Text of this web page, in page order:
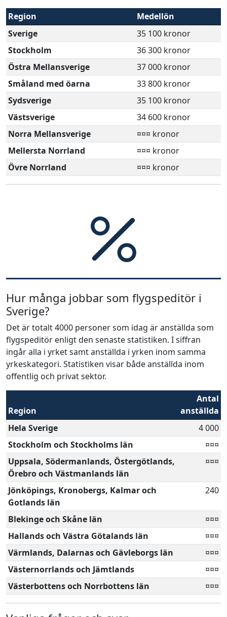
Region
Medellön
Sverige
35 100 kronor
Stockholm
36 300 kronor
Östra Mellansverige
37 000 kronor
Småland med öarna
33 800 kronor
Sydsverige
35 100 kronor
Västsverige
34 600 kronor
Norra Mellansverige
¤¤¤ kronor
Mellersta Norrland
¤¤¤ kronor
Övre Norrland
¤¤¤ kronor
Hur många jobbar som flygspeditör i
Sverige?
Det är totalt 4000 personer som idag är anställda som
flygspeditör enligt den senaste statistiken. I siffran
ingår alla i yrket samt anställda i yrken inom samma
yrkeskategori. Statistiken visar både anställda inom
offentlig och privat sektor.
Region
Antal
anställda
Hela Sverige
4 000
Stockholm och Stockholms län
¤¤¤
Uppsala, Södermanlands, Östergötlands,
Örebro och Västmanlands län
¤¤¤
Jönköpings, Kronobergs, Kalmar och
Gotlands län
240
Blekinge och Skåne län
¤¤¤
Hallands och Västra Götalands län
¤¤¤
Värmlands, Dalarnas och Gävleborgs län
¤¤¤
Västernorrlands och Jämtlands
¤¤¤
Västerbottens och Norrbottens län
¤¤¤